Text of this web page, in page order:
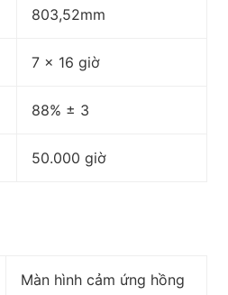
803,52mm
7 × 16 giờ
88% ± 3
50.000 giờ
Màn hình cảm ứng hồng